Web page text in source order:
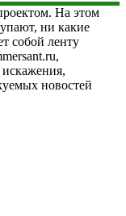
На этом
ни какие
собой ленту
новостей